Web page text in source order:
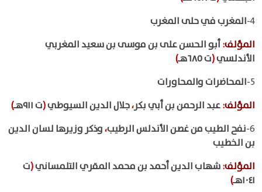
4- المغرب في حلى المغرب
المؤلف:أبو الحسن على بن موسى بن سعيد المغربي
الأندلسي(ت ٦٨٥هـ
)
5- المحاضرات والمحاورات
المؤلف:عبد الرحمن بن أبي بكر،جلال الدين السيوطي(ت ٩١١هـ
)
6- نفح الطيب من غصن الأندلس الرطيب،وذكر وزيرها لسان الدين
بن الخطيب
المؤلف:شهاب الدين أحمد بن محمد المقري التلمساني(ت
١٠٤١هـ
)